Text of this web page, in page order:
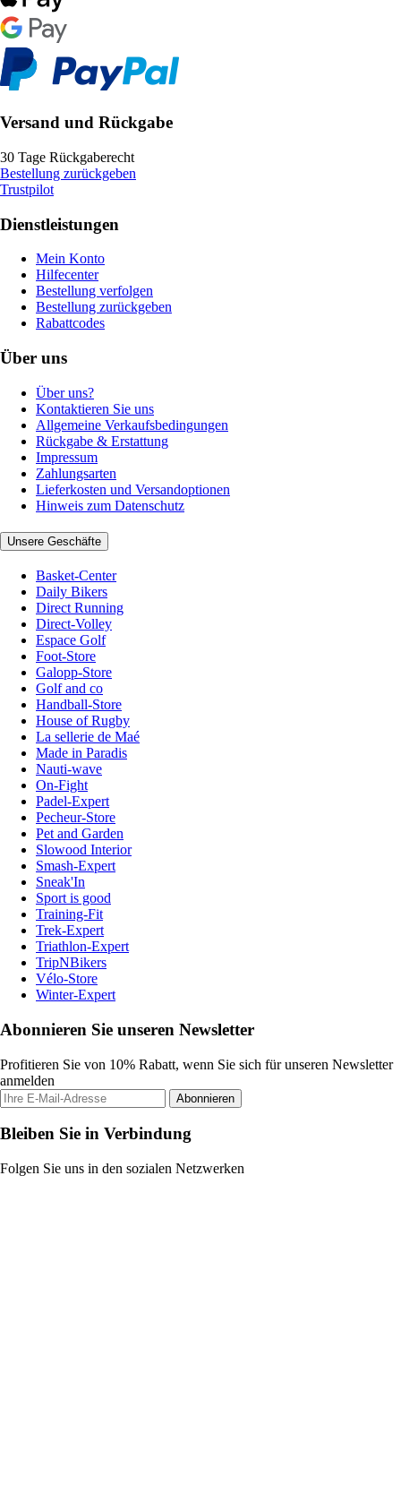
Versand und Rückgabe
30 Tage Rückgaberecht
Bestellung zurückgeben
Trustpilot
Dienstleistungen
Mein Konto
Hilfecenter
Bestellung verfolgen
Bestellung zurückgeben
Rabattcodes
Über uns
Über uns?
Kontaktieren Sie uns
Allgemeine Verkaufsbedingungen
Rückgabe & Erstattung
Impressum
Zahlungsarten
Lieferkosten und Versandoptionen
Hinweis zum Datenschutz
Unsere Geschäfte
Basket-Center
Daily Bikers
Direct Running
Direct-Volley
Espace Golf
Foot-Store
Galopp-Store
Golf and co
Handball-Store
House of Rugby
La sellerie de Maé
Made in Paradis
Nauti-wave
On-Fight
Padel-Expert
Pecheur-Store
Pet and Garden
Slowood Interior
Smash-Expert
Sneak'In
Sport is good
Training-Fit
Trek-Expert
Triathlon-Expert
TripNBikers
Vélo-Store
Winter-Expert
Abonnieren Sie unseren Newsletter
Profitieren Sie von 10% Rabatt, wenn Sie sich für unseren Newsletter
anmelden
Abonnieren
Bleiben Sie in Verbindung
Folgen Sie uns in den sozialen Netzwerken